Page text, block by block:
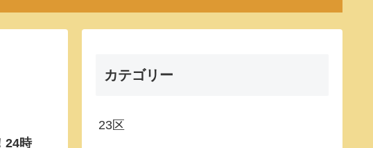
24時
カテゴリー
23区